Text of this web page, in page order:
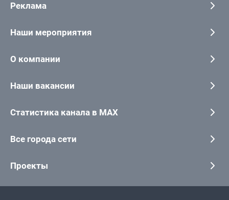
Реклама
Наши мероприятия
О компании
Наши вакансии
Статистика канала в MAX
Все города сети
Проекты